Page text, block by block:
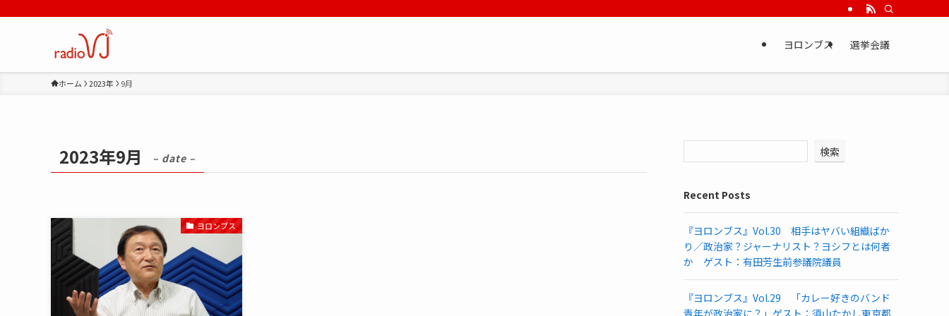
ヨロンブス 選挙会議
ホーム 2023年 9月
2023年9月 – date –
ヨロンブス
検索
Recent Posts
『ヨロンブス』Vol.30 相手はヤバい組織ばか
り／政治家？ジャーナリスト？ヨシフとは何者
か ゲスト：有田芳生前参議院議員
『ヨロンブス』Vol.29 「カレー好きのバンド
青年が政治家に？」ゲスト：須山たかし東京都